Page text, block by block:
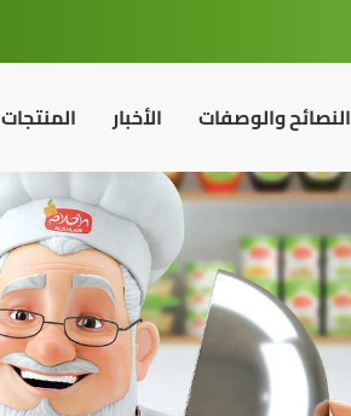
المنتجات الأخبار النصائح والوصفات